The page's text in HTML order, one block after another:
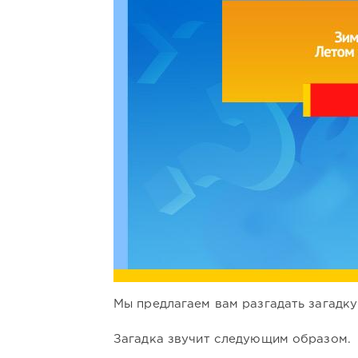
Мы предлагаем вам разгадать
Загадка звучит следующим образом.